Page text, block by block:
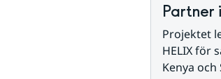
Projektet
HELIX för
Kenya och